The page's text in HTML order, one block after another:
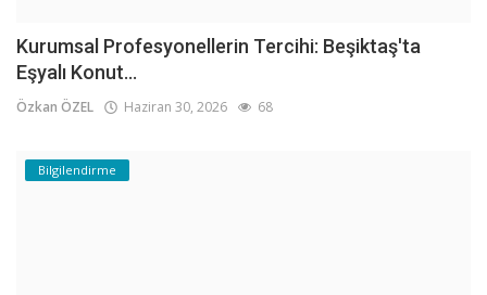
Kurumsal Profesyonellerin Tercihi: Beşiktaş'ta
Eşyalı Konut...
Özkan ÖZEL Haziran 30, 2026 68
Bilgilendirme